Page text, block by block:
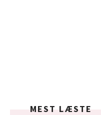
MEST LÆSTE